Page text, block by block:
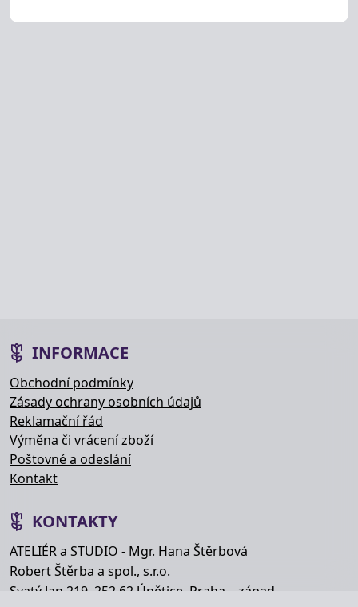
INFORMACE
Obchodní podmínky
Zásady ochrany osobních údajů
Reklamační řád
Výměna či vrácení zboží
Poštovné a odeslání
Kontakt
KONTAKTY
ATELIÉR a STUDIO - Mgr. Hana Štěrbová
Robert Štěrba a spol., s.r.o.
Svatý Jan 219, 252 62 Únětice, Praha – západ